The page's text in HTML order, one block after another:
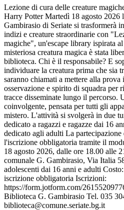
Lezione di cura delle creature
Harry Potter Martedì 18 agosto 2026
Gambirasio di Seriate si trasformerà
indizi e creature straordinarie con
magiche", un'escape library ispirata
misteriosa creatura magica è stata
biblioteca. Chi è il responsabile? E
individuare la creatura prima che sia
saranno chiamati a mettere alla
osservazione e spirito di squadra per
tracce disseminate lungo il percorso.
coinvolgente, pensata per tutti gli
mistero. L'attività si svolgerà in due
dedicato a ragazzi e ragazze dai 16
dedicato agli adulti La partecipazione
l'iscrizione obbligatoria tramite il
18 agosto 2026, dalle ore 18.00 alle
comunale G. Gambirasio, Via Italia
adolescenti dai 16 anni e adulti
iscrizione obbligatoria Iscrizioni:
https://form.jotform.com/
Biblioteca G. Gambirasio Tel. 035
biblioteca@comune.seriate.bg.it